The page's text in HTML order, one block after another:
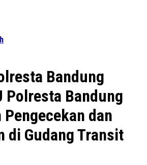
Bandung
Polresta Bandung
dan
di Gudang Transit